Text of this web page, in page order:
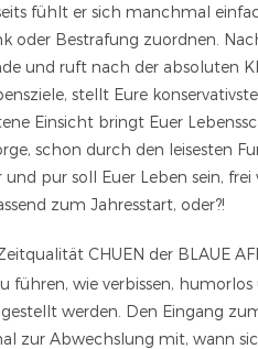
fühlt er sich manchmal
oder Bestrafung zuordnen.
und ruft nach der absoluten
stellt Eure
Einsicht bringt Euer
schon durch den leisesten
und pur soll Euer Leben sein,
zum Jahresstart, oder?!
CHUEN der BLAUE
führen, wie verbissen,
werden. Den Eingang
zur Abwechslung mit, wann